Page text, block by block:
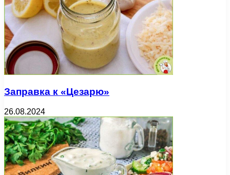
Заправка к «Цезарю»
26.08.2024